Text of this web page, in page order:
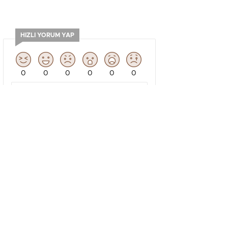
yapıldı. Yarışmaya
ve biyolojik çeşitliliği